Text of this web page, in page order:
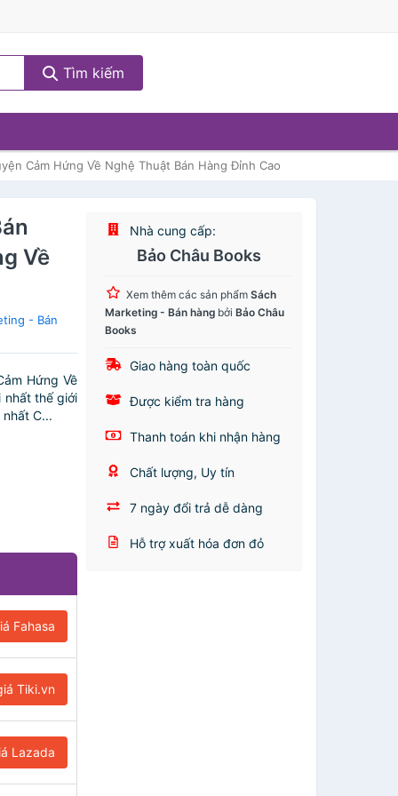
Tìm kiếm
Cảm Hứng Về Nghệ Thuật Bán Hàng Đỉnh Cao
Về
- Bán
Hứng Về
nhất thế giới
C...
Fahasa
Tiki.vn
Lazada
Nhà cung cấp:
Bảo Châu Books
Xem thêm các sản phẩmSách
Marketing - Bán hàng bởiBảo Châu
Books
Giao hàng toàn quốc
Được kiểm tra hàng
Thanh toán khi nhận hàng
Chất lượng, Uy tín
7 ngày đổi trả dễ dàng
Hỗ trợ xuất hóa đơn đỏ